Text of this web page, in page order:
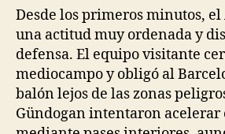
Desde los primeros minutos,
una actitud muy ordenada y
defensa. El equipo visitante
mediocampo y obligó al
balón lejos de las zonas
Gündogan intentaron